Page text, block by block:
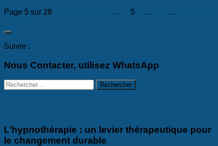
Page 5 sur 28
… 5 … …
Suivre :
Nous Contacter, utilisez WhatsApp
Rechercher :
L’hypnothérapie : un levier thérapeutique pour
le changement durable